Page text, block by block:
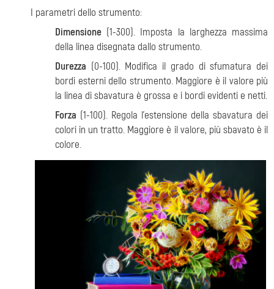
I parametri dello strumento:
Dimensione (1-300). Imposta la larghezza massima
della linea disegnata dallo strumento.
Durezza (0-100). Modifica il grado di sfumatura dei
bordi esterni dello strumento. Maggiore è il valore più
la linea di sbavatura è grossa e i bordi evidenti e netti.
Forza (1-100). Regola l'estensione della sbavatura dei
colori in un tratto. Maggiore è il valore, più sbavato è il
colore.